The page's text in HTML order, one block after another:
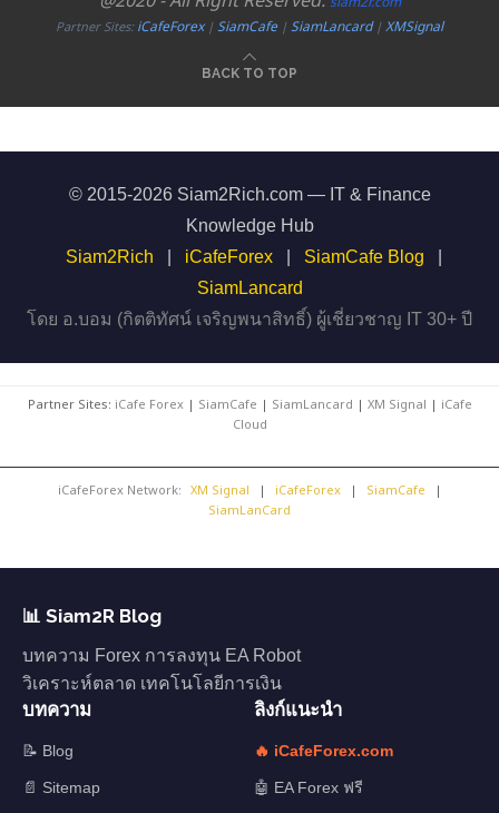
Partner Sites:iCafeForex|SiamCafe|SiamLancard|XMSignal
BACK TO TOP
© 2015-2026 Siam2Rich.com — IT & Finance
Knowledge Hub
Siam2Rich
iCafeForex SiamCafe Blog
SiamLancard
โดย อ.บอม (กิตติทัศน์ เจริญพนาสิทธิ์) ผู้เชี่ยวชาญ IT 30+ ปี
Partner Sites: iCafe Forex| SiamCafe | SiamLancard | XM Signal | iCafe
Cloud
iCafeForex Network: XM Signal | iCafeForex | SiamCafe
|
SiamLanCard
📊 Siam2R Blog
บทความ Forex การลงทุน EA Robot
วิเคราะห์ตลาด เทคโนโลยีการเงิน
บทความ
📝 Blog
📄 Sitemap
ลิงก์แนะนำ
🔥 iCafeForex.com
🤖 EA Forex ฟรี